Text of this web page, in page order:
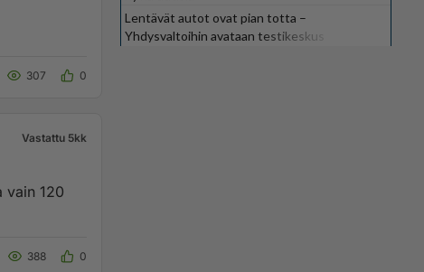
307 0
Vastattu 5kk
388 0
Lentävät autot ovat pian totta –
Yhdysvaltoihin avataan testikeskus